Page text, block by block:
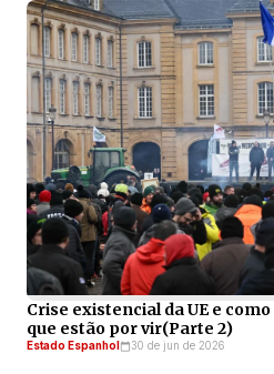
Crise existencial da UE e
que estão por vir(Parte 2)
Estado Espanhol 30 de jun de 2026